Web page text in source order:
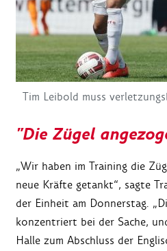
Tim Leibold muss
"Die Zügel
„Wir haben im Training die
neue Kräfte getankt“, sagte
der Einheit am Donnerstag.
konzentriert bei der Sache,
Halle zum Abschluss der